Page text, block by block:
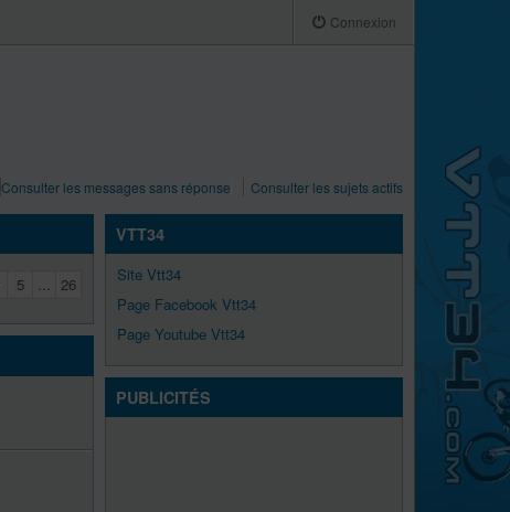
Connexion
Consulter les messages sans réponse Consulter les sujets actifs
5 ... 26
VTT34
Site Vtt34
Page Facebook Vtt34
Page Youtube Vtt34
PUBLICITÉS